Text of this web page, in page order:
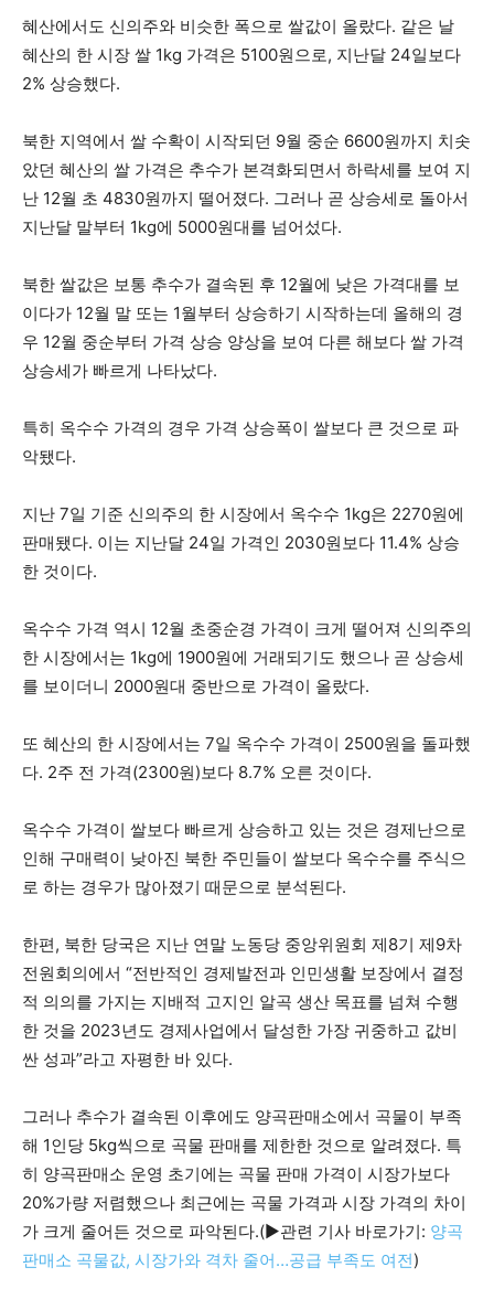
혜산에서도 신의주와 비슷한 폭으로 쌀값이 올랐다. 같은 날
혜산의 한 시장 쌀 1kg 가격은 5100원으로, 지난달 24일보다
2% 상승했다.
북한 지역에서 쌀 수확이 시작되던 9월 중순 6600원까지 치솟
았던 혜산의 쌀 가격은 추수가 본격화되면서 하락세를 보여 지
난 12월 초 4830원까지 떨어졌다. 그러나 곧 상승세로 돌아서
지난달 말부터 1kg에 5000원대를 넘어섰다.
북한 쌀값은 보통 추수가 결속된 후 12월에 낮은 가격대를 보
이다가 12월 말 또는 1월부터 상승하기 시작하는데 올해의 경
우 12월 중순부터 가격 상승 양상을 보여 다른 해보다 쌀 가격
상승세가 빠르게 나타났다.
특히 옥수수 가격의 경우 가격 상승폭이 쌀보다 큰 것으로 파
악됐다.
지난 7일 기준 신의주의 한 시장에서 옥수수 1kg은 2270원에
판매됐다. 이는 지난달 24일 가격인 2030원보다 11.4% 상승
한 것이다.
옥수수 가격 역시 12월 초중순경 가격이 크게 떨어져 신의주의
한 시장에서는 1kg에 1900원에 거래되기도 했으나 곧 상승세
를 보이더니 2000원대 중반으로 가격이 올랐다.
또 혜산의 한 시장에서는 7일 옥수수 가격이 2500원을 돌파했
다. 2주 전 가격(2300원)보다 8.7% 오른 것이다.
옥수수 가격이 쌀보다 빠르게 상승하고 있는 것은 경제난으로
인해 구매력이 낮아진 북한 주민들이 쌀보다 옥수수를 주식으
로 하는 경우가 많아졌기 때문으로 분석된다.
한편, 북한 당국은 지난 연말 노동당 중앙위원회 제8기 제9차
전원회의에서 “전반적인 경제발전과 인민생활 보장에서 결정
적 의의를 가지는 지배적 고지인 알곡 생산 목표를 넘쳐 수행
한 것을 2023년도 경제사업에서 달성한 가장 귀중하고 값비
싼 성과”라고 자평한 바 있다.
그러나 추수가 결속된 이후에도 양곡판매소에서 곡물이 부족
해 1인당 5kg씩으로 곡물 판매를 제한한 것으로 알려졌다. 특
히 양곡판매소 운영 초기에는 곡물 판매 가격이 시장가보다
20%가량 저렴했으나 최근에는 곡물 가격과 시장 가격의 차이
가 크게 줄어든 것으로 파악된다.(▶관련 기사 바로가기: 양곡
판매소 곡물값, 시장가와 격차 줄어…공급 부족도 여전)